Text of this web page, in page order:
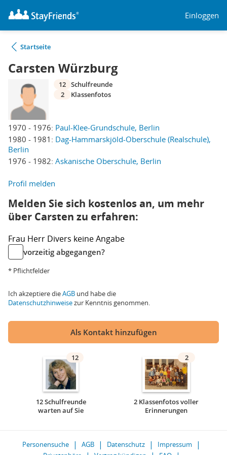
Einloggen
Startseite
Carsten Würzburg
1970 - 1976: Paul-Klee-Grundschule, Berlin
1980 - 1981: Dag-Hammarskjöld-Oberschule (Realschule),
Berlin
1976 - 1982: Askanische Oberschule, Berlin
12 Schulfreunde
2
Klassenfotos
Profil melden
Melden Sie sich kostenlos an, um mehr
über Carsten zu erfahren:
Frau Herr Divers keine Angabe
vorzeitig abgegangen?
* Pflichtfelder
Ich akzeptiere dieAGB und habe die
Datenschutzhinweisezur Kenntnis genommen.
Als Kontakt hinzufügen
12
12 Schulfreunde
warten auf Sie
2
2 Klassenfotos voller
Erinnerungen
Personensuche AGB Datenschutz
Impressum